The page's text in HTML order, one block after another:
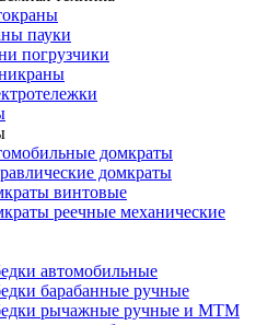
пауки
погрузчики
домкраты
домкраты
винтовые
реечные механические
автомобильные
барабанные ручные
рычажные ручные и МТМ